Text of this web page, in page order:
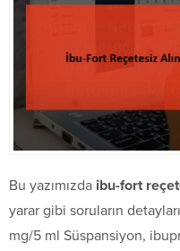
Bu yazımızda ibu-fort
yarar gibi soruların
mg/5 ml Süspansiyon,